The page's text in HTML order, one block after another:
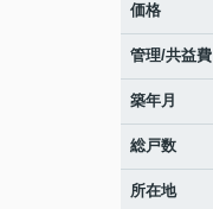
価格
管理/共益費
築年月
総戸数
所在地